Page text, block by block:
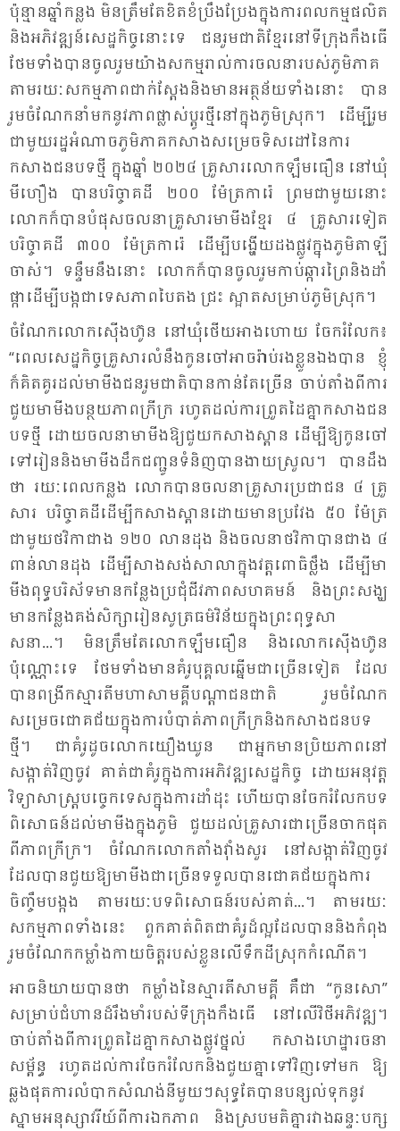
ប៉ុន្មាន​ឆ្នាំ​កន្លង មិន​ត្រឹម​តែ​ខិត​ខំ​ប្រឹង​ប្រែង​ក្នុង​ការ​ពល​កម្ម​ផលិត​
និង​អភិ​វឌ្ឍន៍​សេដ្ឋ​កិច្ច​នោះ​ទេ ជន​រួម​ជាតិ​ខ្មែរ​នៅ​ទី​ក្រុង​កឹង​ធើ
ថែម​ទាំង​បាន​ចូល​រួម​យ៉ាង​សកម្ម​រាល់​ការ​ចល​នា​របស់​ភូមិ​ភាគ
តាម​រយៈ​សកម្ម​ភាព​ជាក់​ស្តែង​និង​មាន​អត្ថ​ន័យ​ទាំង​នោះ បាន​
រួម​ចំ​ណែក​នាំ​មក​នូវ​ភាព​ផ្លាស់​ប្តូរ​ថ្មី​នៅ​ក្នុង​ភូមិ​ស្រុក។ ដើម្បី​រួម​
ជា​មួយ​រដ្ឋ​អំ​ណាច​ភូមិ​ភាគ​កសាង​សម្រេច​ទិស​ដៅ​នៃ​ការ​
កសាង​ជន​បទ​ថ្មី ក្នុង​ឆ្នាំ ២០២៤ គ្រួ​សារ​លោក​ឡឹម​ធឿន នៅ​ឃុំ​
មី​ហឿង បាន​បរិច្ចាគ​ដី ២០០ ម៉ែត្រ​កា​រ៉េ ព្រម​ជា​មួយ​នោះ
លោក​ក៏​បាន​បំ​ផុស​ចលនា​គ្រួ​សារ​មា​មីង​ខ្មែរ ៤ គ្រួ​សារ​ទៀត
បរិច្ចាគ​ដី ៣០០ ម៉ែត្រ​កា​រ៉េ ដើម្បី​បង្ហើយ​ដង​ផ្លូវ​ក្នុង​ភូមិ​តា​ឡី​
ចាស់។ ទន្ទឹម​នឹង​នោះ លោក​ក៏​បាន​ចូល​រួម​កាប់​ឆ្ការ​ព្រៃ​និង​ដាំ​
ផ្កា​ដើម្បី​បង្ក​ជា​ទេស​ភាព​បៃ​តង ជ្រះ ស្អាត​សម្រាប់​ភូមិ​ស្រុក។
ចំ​ណែក​លោក​ស៊ើង​ហ៊ូន នៅ​ឃុំ​ថើយ​អាង​ហោយ ចែក​រំ​លែក៖
“ពេល​សេដ្ឋ​កិច្ច​គ្រួ​សារ​លំ​នឹង​កូន​ចៅ​អាច​រ៉ាប់​រង​ខ្លួន​ឯង​បាន ខ្ញុំ​
ក៏​គិត​គូរ​ដល់​មា​មីង​ជន​រួម​ជាតិ​បាន​កាន់​តែ​ច្រើន ចាប់​តាំង​ពី​ការ​
ជួយ​មា​មីង​បន្ថយ​ភាព​ក្រី​ក្រ រហូត​ដល់​ការ​ព្រួត​ដៃ​គ្នា​កសាង​ជន​
បទ​ថ្មី ដោយ​ចល​នា​មា​មីង​ឱ្យ​ជួ​យក​សាង​ស្ពាន ដើម្បី​ឱ្យ​កូន​ចៅ​
ទៅ​រៀន​និង​មា​មីង​ដឹក​ជញ្ជូន​ទំ​និញ​បាន​ងាយ​ស្រួល។ បាន​ដឹង​
ថា រយៈ​ពេល​កន្លង លោក​បាន​ចលនា​គ្រួ​សារ​ប្រ​ជា​ជន ៤ គ្រួ​
សារ បរិច្ចាគ​ដី​ដើម្បី​កសាង​ស្ពាន​ដោយ​មាន​ប្រ​វែង ៥០ ម៉ែត្រ
ជា​មួយ​ថវិកា​ជាង ១២០ លាន​ដុង និង​ចលនា​ថវិកា​បាន​ជាង ៤
ពាន់​លាន​ដុង ដើម្បី​សាង​សង់​សា​លា​ក្នុង​វត្ត​ពោ​ធិ​ថ្លឹង ដើម្បី​មា​
មីង​ពុទ្ធ​បរិ​ស័ទ​មាន​កន្លែង​ប្រ​ជុំ​ជីវ​ភាព​សហ​គមន៍ និង​ព្រះ​សង្ឃ​
មាន​កន្លែង​គង់​សិក្សា​រៀន​សូត្រ​ធម៌​វិន័យ​ក្នុង​ព្រះ​ពុទ្ធ​សា​
សនា...។ មិន​ត្រឹម​តែ​លោក​ឡឹម​ធឿន និង​លោក​ស៊ើង​ហ៊ូន​
ប៉ុណ្ណោះ​ទេ ថែម​ទាំង​មាន​គំ​រូ​បុគ្គល​ឆ្នើម​ជា​ច្រើន​ទៀត ដែល​
បាន​ពង្រីក​ស្មារតី​មហា​សាមគ្គី​បណ្តា​ជន​ជាតិ រួម​ចំណែក​
សម្រេច​ជោគ​ជ័យ​ក្នុង​ការ​បំ​បាត់​ភាព​ក្រី​ក្រ​និង​កសាង​ជន​បទ​
ថ្មី។ ជា​គំ​រូ​ដូច​លោក​យឿង​ឃូន ជា​អ្នក​មាន​ប្រិយ​ភាព​នៅ​
សង្កាត់​វិញ​ចូវ គាត់​ជា​គំ​រូ​ក្នុង​ការ​អភិ​វឌ្ឍ​សេដ្ឋ​កិច្ច ដោយ​អនុ​វត្ត​
វិទ្យា​សាស្ត្រ​បច្ចេក​ទេស​ក្នុង​ការ​ដាំ​ដុះ ហើយ​បាន​ចែក​រំលែក​បទ​
ពិ​សោធន៍​ដល់​មា​មីង​ក្នុង​ភូមិ ជួយ​ដល់​គ្រួ​សារ​ជា​ច្រើន​ចាក​ផុត​
ពី​ភាព​ក្រី​ក្រ។ ចំ​ណែក​លោក​តាំង​វ៉ាំង​សួរ នៅ​សង្កាត់​វិញ​ចូវ
ដែល​បាន​ជួយ​ឱ្យ​មា​មីង​ជា​ច្រើន​ទទួល​បាន​ជោគ​ជ័យ​ក្នុង​ការ​
ចិញ្ចឹម​បង្កង តាម​រយៈ​បទ​ពិ​សោធន៍​របស់​គាត់...។ តាម​រយៈ​
សកម្ម​ភាព​ទាំង​នេះ ពួក​គាត់​ពិត​ជា​គំ​រូ​ដ៏​ល្អ​ដែល​បាន​និង​កំ​ពុង​
រួម​ចំ​ណែក​កម្លាំង​កាយ​ចិត្ត​របស់​ខ្លួន​លើ​ទឹក​ដី​ស្រុក​កំ​ណើត។
អាច​និយាយ​បាន​ថា កម្លាំង​នៃ​ស្មារតី​សាមគ្គី​ គឺ​ជា “កូន​សោ​”
សម្រាប់​ជំ​ហាន​ដ៏​រឹង​មាំ​របស់​ទី​ក្រុង​កឹង​ធើ នៅ​លើ​វិថី​អភិវឌ្ឍ​។
ចាប់​តាំង​ពី​ការ​ព្រួត​ដៃ​គ្នា​កសាង​ផ្លូវ​ថ្នល់ កសាង​ហេដ្ឋា​រចនា​
សម្ព័ន្ធ រហូត​ដល់​ការ​ចែក​រំលែក​និង​ជួយ​គ្នា​ទៅ​វិញ​ទៅ​មក ឱ្យ​
ឆ្លង​ផុត​ការ​លំ​បាក​សំ​ណង់​នីមួយៗ​សុទ្ធ​តែ​បាន​បន្សល់​ទុក​នូវ​
ស្នាម​អនុ​ស្សាវ​រីយ៍​ពី​ការ​ឯក​ភាព និង​ស្រប​មតិ​គ្នា​រវាង​ឆន្ទៈ​បក្ស​